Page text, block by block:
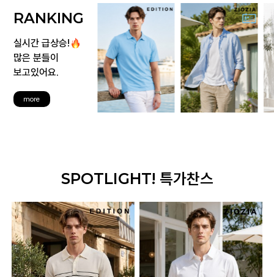
RANKING
실시간 급상승!
많은 분들이
보고있어요.
more
SPOTLIGHT! 특가찬스